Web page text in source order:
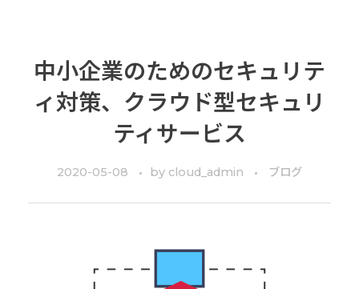
中小企業のためのセキュリテ
ィ対策、クラウド型セキュリ
ティサービス
2020-05-08 by cloud_admin ブログ